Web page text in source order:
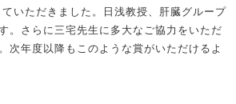
いただきました。日浅教授、肝臓グループ
。さらに三宅先生に多大なご協力をいただ
次年度以降もこのような賞がいただけるよ